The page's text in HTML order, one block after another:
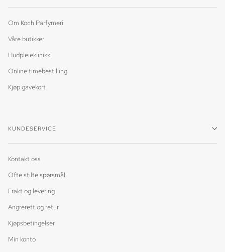
Om Koch Parfymeri
Våre butikker
Hudpleieklinikk
Online timebestilling
Kjøp gavekort
KUNDESERVICE
Kontakt oss
Ofte stilte spørsmål
Frakt og levering
Angrerett og retur
Kjøpsbetingelser
Min konto